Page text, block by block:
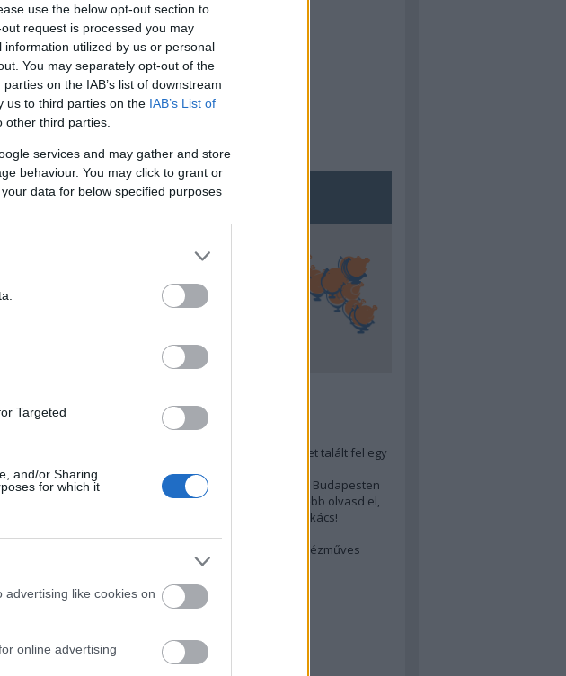
use the below opt-out section to
request is processed you may
utilized by us or personal
You may separately opt-out of the
on the IAB’s list of downstream
us to third parties on the IAB’s List of
third parties.
services and may gather and store
behaviour. You may click to grant or
data for below specified purposes
Targeted
and/or Sharing
for which it
like cookies on
online advertising
TOP5
Annyira menő Budapest-térképet talált fel egy
A 10 legjobb (elérhető árú) ebéd Budapesten
Szakács akarsz lenni? Akkor előbb olvasd el,
mit gondol erről egy magyar szakács!
Budapest rejtett kincsei: orosz kézműves
afrikai konyha